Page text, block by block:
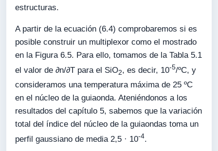
estructuras.
A partir de la ecuación (6.4) comprobaremos si es
posible construir un multiplexor como el mostrado
en la Figura 6.5. Para ello, tomamos de la Tabla 5.1
el valor de ∂n/∂T para el SiO2, es decir, 10-5/ºC, y
consideramos una temperatura máxima de 25 ºC
en el núcleo de la guiaonda. Ateniéndonos a los
resultados del capítulo 5, sabemos que la variación
total del índice del núcleo de la guiaondas toma un
perfil gaussiano de media 2,5 · 10-4.